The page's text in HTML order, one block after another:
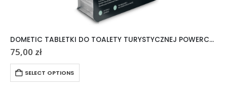
DOMETIC TABLETKI DO TOALETY TURYSTYCZNEJ POWERCARE TABS 20 SZTUK
75,00 zł
SELECT OPTIONS